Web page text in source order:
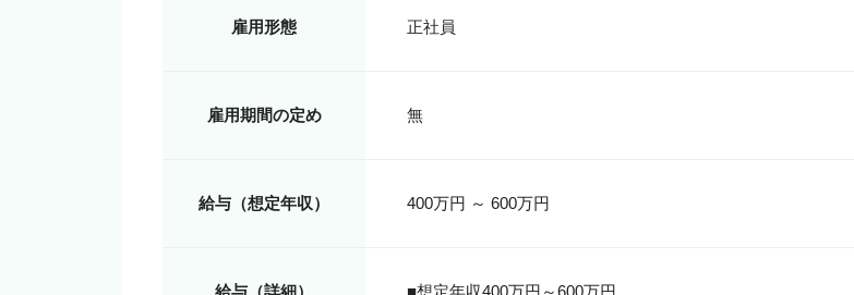
雇用形態
雇用期間の定め 無
給与（想定年収） 400万円 ～ 600万円
給与（詳細） ■想定年収400万円～600万円